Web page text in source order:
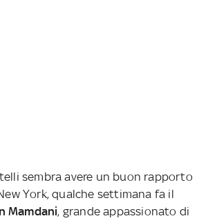
sembra avere un buon rapporto
York, qualche settimana fa il
Mamdani, grande appassionato di